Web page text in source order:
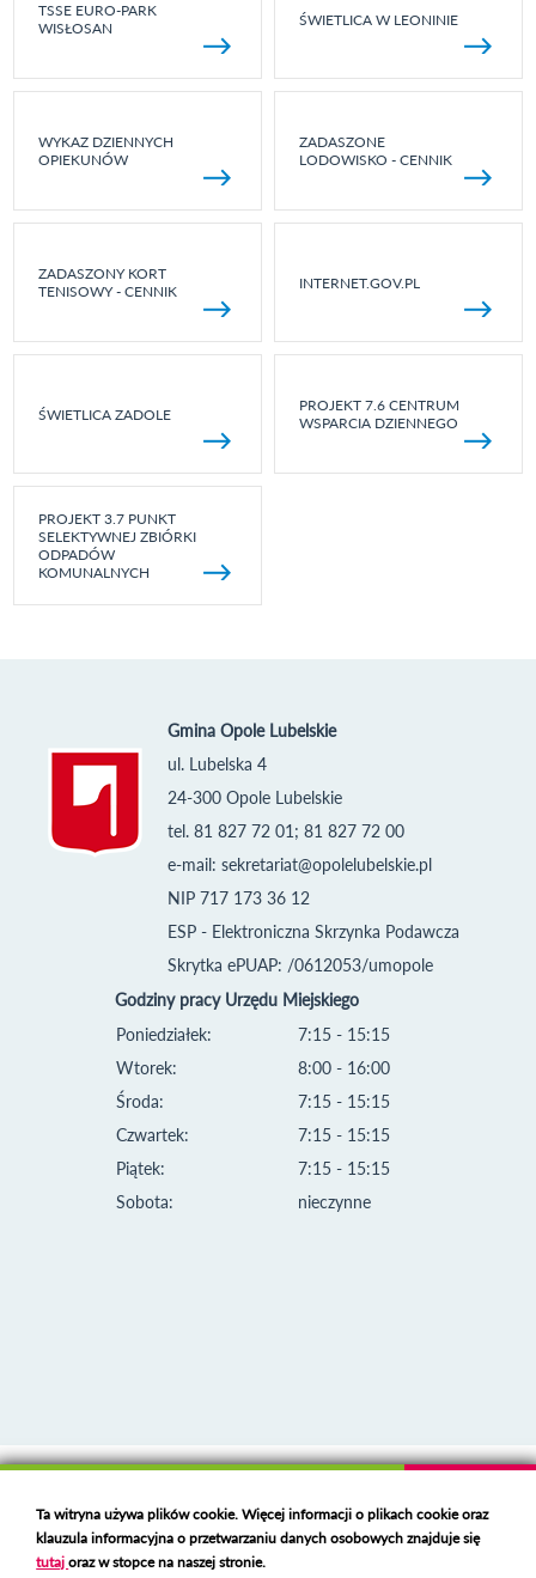
TSSE EURO-PARK
WISŁOSAN
ŚWIETLICA W LEONINIE
WYKAZ DZIENNYCH
OPIEKUNÓW
ZADASZONE
LODOWISKO - CENNIK
ZADASZONY KORT
TENISOWY - CENNIK
INTERNET.GOV.PL
ŚWIETLICA ZADOLE
PROJEKT 7.6 CENTRUM
WSPARCIA DZIENNEGO
PROJEKT 3.7 PUNKT
SELEKTYWNEJ ZBIÓRKI
ODPADÓW
KOMUNALNYCH
Gmina Opole Lubelskie
ul. Lubelska 4
24-300 Opole Lubelskie
tel. 81 827 72 01; 81 827 72 00
e-mail: sekretariat@opolelubelskie.pl
NIP 717 173 36 12
ESP - Elektroniczna Skrzynka Podawcza
Skrytka ePUAP: /0612053/umopole
Godziny pracy Urzędu Miejskiego
Poniedziałek:
Wtorek:
Środa:
Czwartek:
Piątek:
Sobota:
7:15 - 15:15
8:00 - 16:00
7:15 - 15:15
7:15 - 15:15
7:15 - 15:15
nieczynne
Deklaracja dostępności
Polski serwer RBLhttps://polspam.pl/
Ta witryna używa plików cookie. Więcej informacji o plikach cookie oraz
klauzula informacyjna o przetwarzaniu danych osobowych znajduje się
tutajoraz w stopce na naszej stronie.